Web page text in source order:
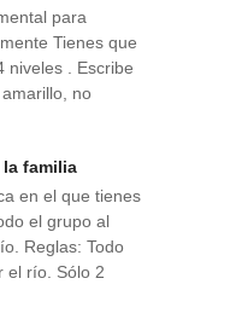
para
Tienes que
niveles . Escribe
no
la familia
en el que tienes
el grupo al
Reglas: Todo
el río. Sólo 2